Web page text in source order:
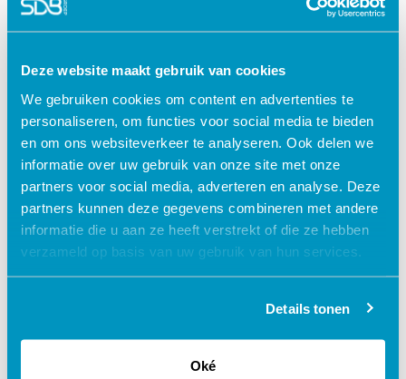
Deze website maakt gebruik van cookies
We gebruiken cookies om content en advertenties te
personaliseren, om functies voor social media te bieden
en om ons websiteverkeer te analyseren. Ook delen we
informatie over uw gebruik van onze site met onze
partners voor social media, adverteren en analyse. Deze
partners kunnen deze gegevens combineren met andere
informatie die u aan ze heeft verstrekt of die ze hebben
verzameld op basis van uw gebruik van hun services.
Details tonen
Oké
Waarom kiezen voor deze
e-learning?
Praktijkgericht – ontwikkeld samen met
24/7 toegang tot lesmateriaal